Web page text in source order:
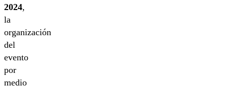
2024,
la
organización
del
evento
por
medio